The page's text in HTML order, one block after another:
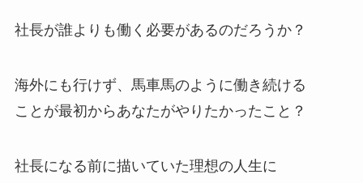
社長が誰よりも働く必要があるのだろうか？
海外にも行けず、馬車馬のように働き続ける
ことが最初からあなたがやりたかったこと？
社長になる前に描いていた理想の人生に